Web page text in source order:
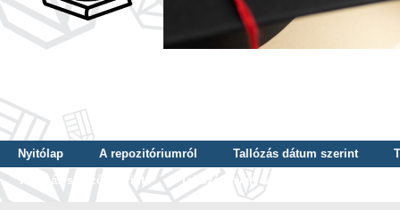
Nyitólap A repozitóriumról Tallózás dátum szerint
Tallózás szerző szerint
Tallózás nyelv szerint